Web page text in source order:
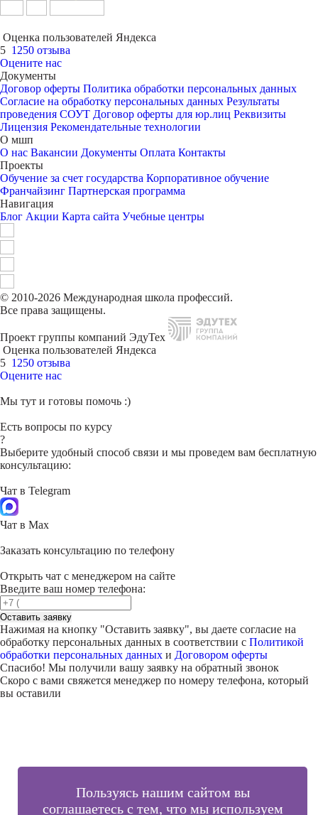
Оценка пользователей Яндекса
5 1250 отзыва
Оцените нас
Документы
Договор оферты Политика обработки персональных данных
Согласие на обработку персональных данных Результаты
проведения СОУТ Договор оферты для юр.лиц Реквизиты
Лицензия Рекомендательные технологии
О мшп
О нас Вакансии Документы Оплата Контакты
Проекты
Обучение за счет государства Корпоративное обучение
Франчайзинг Партнерская программа
Навигация
Блог Акции Карта сайта Учебные центры
© 2010-2026 Международная школа профессий.
Все права защищены.
Проект группы компаний ЭдуТех
Оценка пользователей Яндекса
5 1250 отзыва
Оцените нас
Пользуясь нашим сайтом вы
соглашаетесь с тем, что мы используем
Мы тут и готовы помочь :)
Есть вопросы по курсу
?
Выберите удобный способ связи и мы проведем вам бесплатную
консультацию:
Чат в Telegram
Чат в Max
Заказать консультацию по телефону
Открыть чат с менеджером на сайте
Введите ваш номер телефона:
Оставить заявку
Нажимая на кнопку "Оставить заявку", вы даете согласие на
обработку персональных данных в соответствии с Политикой
обработки персональных данных и Договором оферты
Спасибо! Мы получили вашу заявку на обратный звонок
Скоро с вами свяжется менеджер по номеру телефона, который
вы оставили